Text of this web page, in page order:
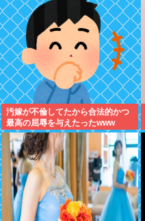
汚嫁が不倫してたから合法的かつ
最高の屈辱を与えたったwww